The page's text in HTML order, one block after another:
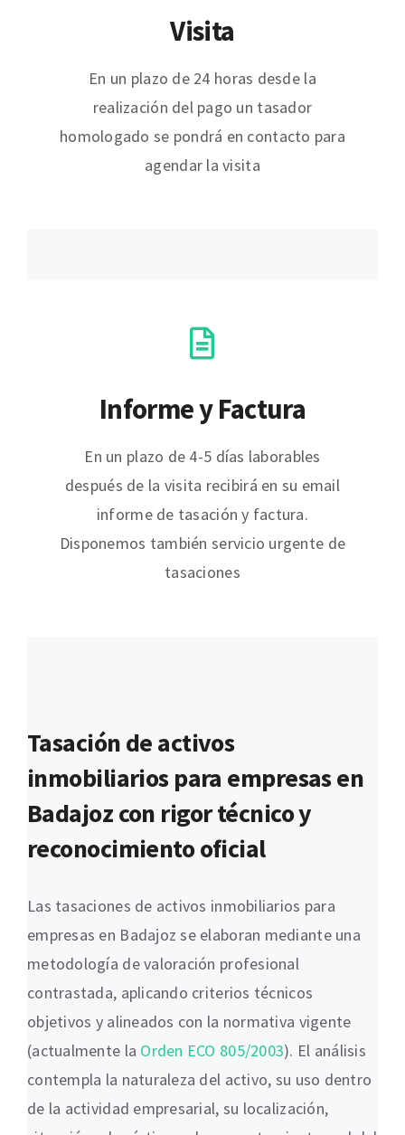
Visita
En un plazo de 24 horas desde la
realización del pago un tasador
homologado se pondrá en contacto para
agendar la visita
Informe y Factura
En un plazo de 4-5 días laborables
después de la visita recibirá en su email
informe de tasación y factura.
Disponemos también servicio urgente de
tasaciones
Tasación de activos
inmobiliarios para empresas en
Badajoz con rigor técnico y
reconocimiento oficial
Las tasaciones de activos inmobiliarios para
empresas en Badajoz se elaboran mediante una
metodología de valoración profesional
contrastada, aplicando criterios técnicos
objetivos y alineados con la normativa vigente
(actualmente la Orden ECO 805/2003). El análisis
contempla la naturaleza del activo, su uso dentro
de la actividad empresarial, su localización,